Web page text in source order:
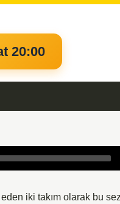
20:00
iki takım olarak bu